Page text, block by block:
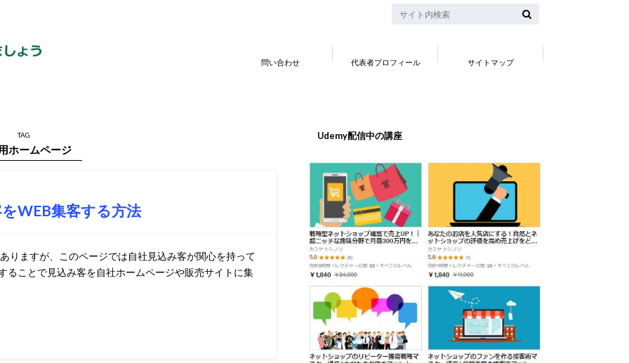
問い合わせ 代表者プロフィール サイトマップ
TAG
ホームページ
WEB集客する方法
りますが、このページでは自社見込み客が関心を持って
ることで見込み客を自社ホームページや販売サイトに集
Udemy配信中の講座